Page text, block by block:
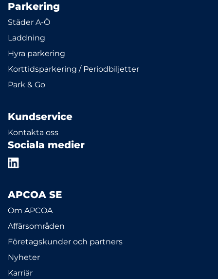
Parkering
Städer A-Ö
Laddning
Hyra parkering
Korttidsparkering / Periodbiljetter
Park & Go
Kundservice
Kontakta oss
Sociala medier
APCOA SE
Om APCOA
Affärsområden
Företagskunder och partners
Nyheter
Karriär